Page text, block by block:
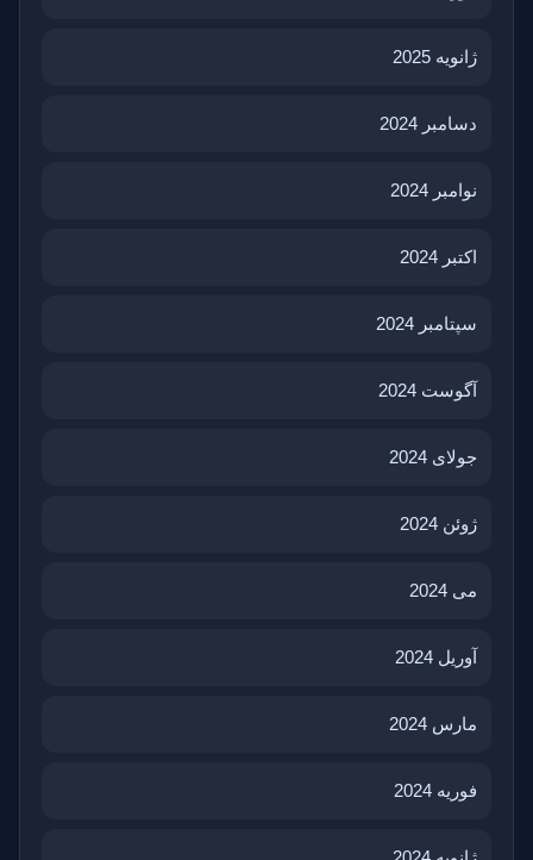
ژانویه 2025
دسامبر 2024
نوامبر 2024
اکتبر 2024
سپتامبر 2024
آگوست 2024
جولای 2024
ژوئن 2024
می 2024
آوریل 2024
مارس 2024
فوریه 2024